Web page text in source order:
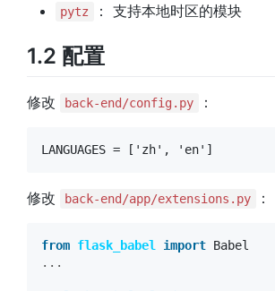
pytz ： 支持本地时区的模块
1.2 配置
修改 back-end/config.py ：
修改 back-end/app/extensions.py ：
from flask_babel import Babel
...